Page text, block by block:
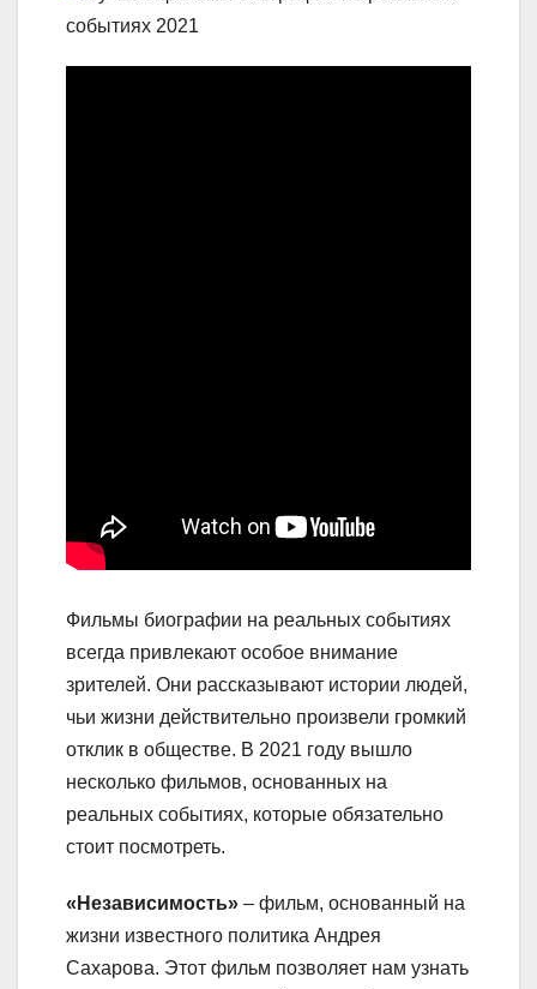
Фильмы биографии на реальных событиях
всегда привлекают особое внимание
зрителей. Они рассказывают истории людей,
чьи жизни действительно произвели громкий
отклик в обществе. В 2021 году вышло
несколько фильмов, основанных на
реальных событиях, которые обязательно
стоит посмотреть.
«Независимость» – фильм, основанный на
жизни известного политика Андрея
Сахарова. Этот фильм позволяет нам узнать